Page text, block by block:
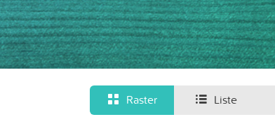
Raster Liste